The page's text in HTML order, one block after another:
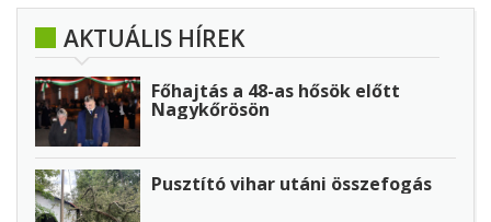
AKTUÁLIS HÍREK
Főhajtás a 48-as hősök előtt
Nagykőrösön
Pusztító vihar utáni összefogás